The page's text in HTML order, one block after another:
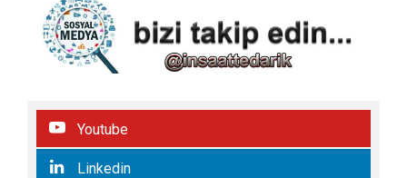
Youtube
Linkedin